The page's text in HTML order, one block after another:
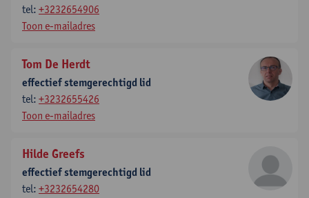
tel: +3232654906
Toon e-mailadres
Tom De Herdt
effectief stemgerechtigd lid
tel: +3232655426
Toon e-mailadres
Hilde Greefs
effectief stemgerechtigd lid
tel: +3232654280